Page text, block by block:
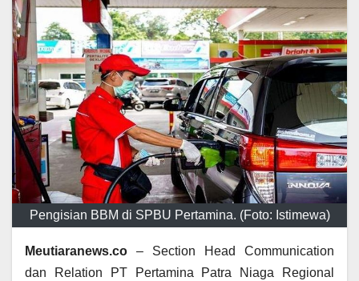
Pengisian BBM di SPBU Pertamina. (Foto: Istimewa)
Meutiaranews.co – Section Head Communication
dan Relation PT Pertamina Patra Niaga Regional